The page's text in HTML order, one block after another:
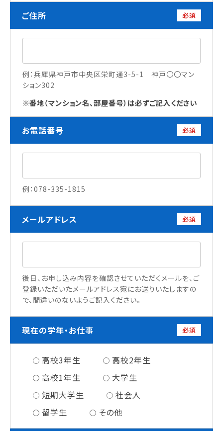
社会人・大学生・短大生の方へ
留学生の方へ(for Foreign Student)
各種証明書の申請について
企業担当者の方へ
保護者の方へ
職員採用情報
よくあるご質問
お問い合わせ
ご住所 必須
例：兵庫県神戸市中央区栄町通3-5-1 神戸〇〇マン
ション302
番地（マンション名、部屋番号）は必ずご記入ください
お電話番号 必須
例：078-335-1815
メールアドレス 必須
後日、お申し込み内容を確認させていただくメールを、ご
登録いただいたメールアドレス宛にお送りいたしますの
で、間違いのないようご記入ください。
現在の学年・お仕事 必須
高校3年生
高校2年生
高校1年生
大学生
短期大学生
社会人
留学生
その他